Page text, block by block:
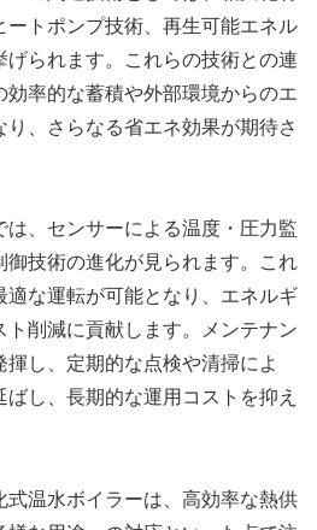
ートポンプ技術、再生可能エネル
げられます。これらの技術との連
率的な蓄積や外部環境からのエ
、さらなる省エネ効果が期待さ
は、センサーによる温度・圧力監
御技術の進化が見られます。これ
適な運転が可能となり、エネルギ
ト削減に貢献します。メンテナン
し、定期的な点検や清掃によ
し、長期的な運用コストを抑え
式温水ボイラーは、高効率な熱供